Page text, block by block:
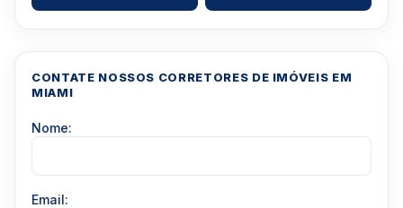
CONTATE NOSSOS CORRETORES DE IMÓVEIS EM
MIAMI
Nome:
Email: